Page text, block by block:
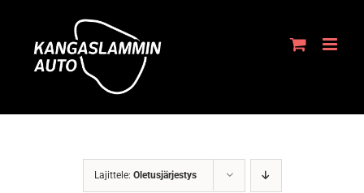
content
Lajittele: Oletusjärjestys